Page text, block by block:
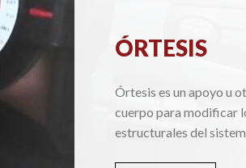
ÓRTESIS
Órtesis es un apoyo u
cuerpo para modificar
estructurales del